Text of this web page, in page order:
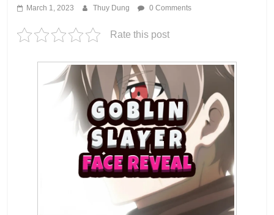
March 1, 2023 Thuy Dung 0 Comments
Rate this post